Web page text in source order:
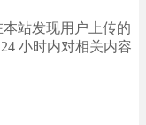
本站发现用户上传的
小时内对相关内容